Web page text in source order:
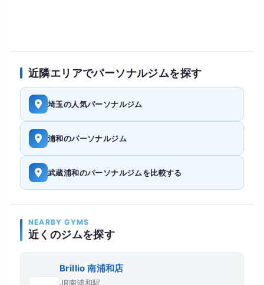
近隣エリアでパーソナルジムを探す
埼玉の人気パーソナルジム
浦和のパーソナルジム
武蔵浦和のパーソナルジムを比較する
NEARBY GYMS
近くのジムを探す
Brillio 南浦和店
JR南浦和駅